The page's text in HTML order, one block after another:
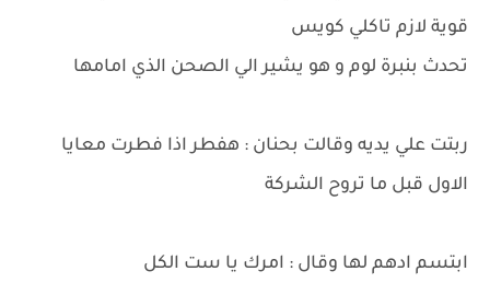
قوية لازم تاكلي كويس
تحدث بنبرة لوم و هو يشير الي الصحن الذي امامها
ربتت علي يديه وقالت بحنان : هفطر اذا فطرت معايا
الاول قبل ما تروح الشركة
ابتسم ادهم لها وقال : امرك يا ست الكل